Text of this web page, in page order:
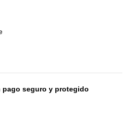
pago seguro y protegido